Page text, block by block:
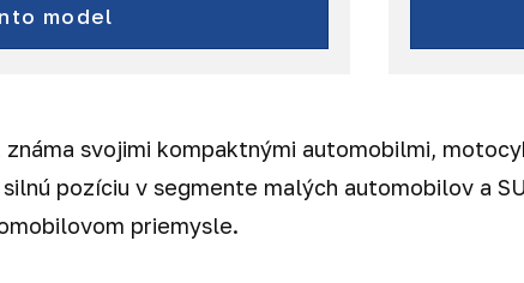
Cross
model
svojimi kompaktnými automobilmi,
pozíciu v segmente malých automobilov a
priemysle.